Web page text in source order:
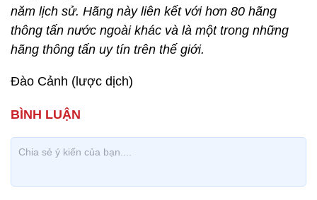
năm lịch sử. Hãng này liên kết với hơn 80 hãng
thông tấn nước ngoài khác và là một trong những
hãng thông tấn uy tín trên thế giới.
Đào Cảnh (lược dịch)